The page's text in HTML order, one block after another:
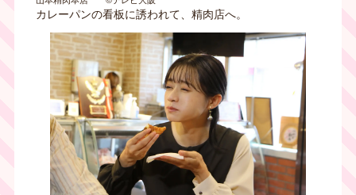
カレーパンの看板に誘われて、精肉店へ。